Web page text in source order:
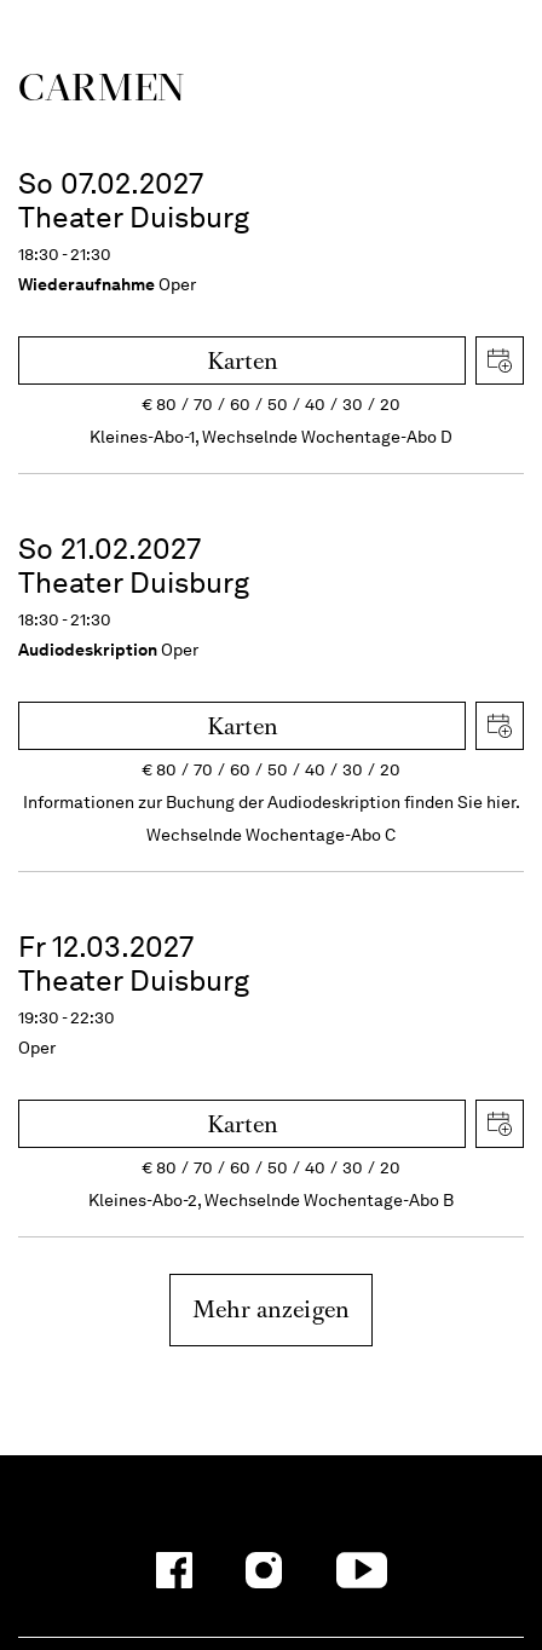
CARMEN
So 07.02.2027
Theater Duisburg
18:30 - 21:30
WiederaufnahmeOper
Karten
€80 70 60 50 40 30
20
Kleines-Abo-1, Wechselnde Wochentage-Abo D
So 21.02.2027
Theater Duisburg
18:30 - 21:30
AudiodeskriptionOper
Karten
€80 70 60 50 40 30
20
Informationen zur Buchung der Audiodeskription finden Sie hier.
Wechselnde Wochentage-Abo C
Fr 12.03.2027
Theater Duisburg
19:30 - 22:30
Oper
Karten
€80 70 60 50 40 30
20
Kleines-Abo-2, Wechselnde Wochentage-Abo B
Mehr anzeigen